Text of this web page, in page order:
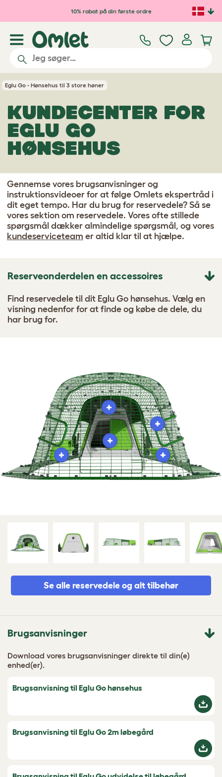
Gå til hovedindhold10% rabat på din første ordre
Eglu Go - Hønsehus til 3 store høner
KUNDECENTER FOR
EGLU GO
HØNSEHUS
Gennemse vores brugsanvisninger og
instruktionsvideoer for at følge Omlets ekspertråd i
dit eget tempo. Har du brug for reservedele? Så se
vores sektion om reservedele. Vores ofte stillede
spørgsmål dækker almindelige spørgsmål, og vores
kundeserviceteam er altid klar til at hjælpe.
Reserveonderdelen en accessoires
Find reservedele til dit Eglu Go hønsehus. Vælg en
visning nedenfor for at finde og købe de dele, du
har brug for.
Se alle reservedele og alt tilbehør
Brugsanvisninger
Download vores brugsanvisninger direkte til din(e)
enhed(er).
Brugsanvisning til Eglu Go hønsehus
Brugsanvisning til Eglu Go 2m løbegård